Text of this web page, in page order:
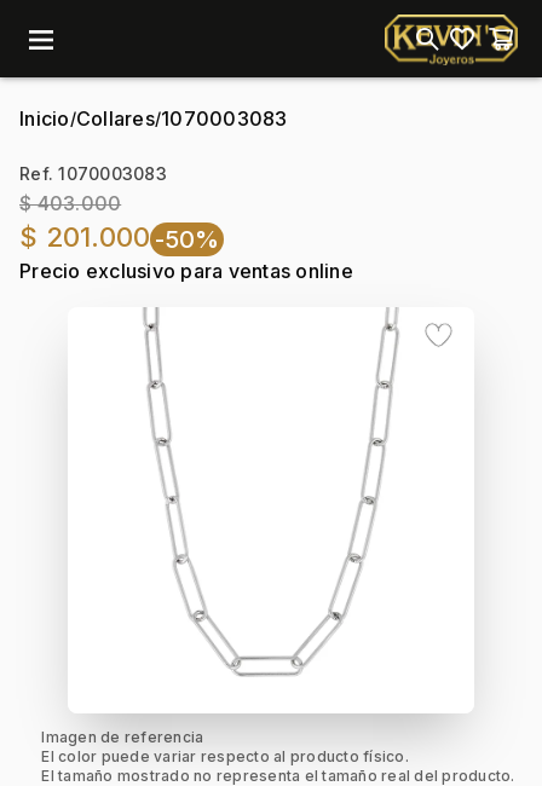
menu
Inicio/Collares/1070003083
Ref. 1070003083
$ 403.000
$ 201.000-50%
Precio exclusivo para ventas online
Imagen de referencia
El color puede variar respecto al producto físico.
El tamaño mostrado no representa el tamaño real del producto.